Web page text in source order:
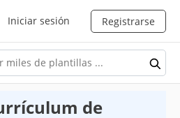
Iniciar sesión Registrarse
de